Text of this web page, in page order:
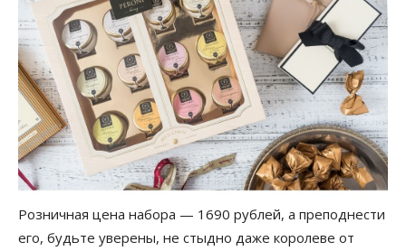
Розничная цена набора — 1690 рублей, а преподнести
его, будьте уверены, не стыдно даже королеве от